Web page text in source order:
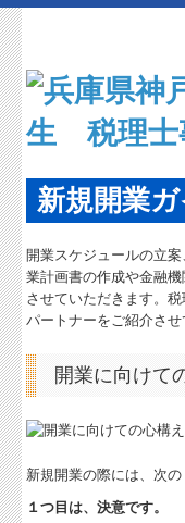
トップページ
お知らせ
事務所紹介
経営理念
交通案内
業務案内
関連リンク
リンク集
お問合せ
病院・診療所の皆様へ
新規開業
開業スケジュールの立
業計画書の作成や金融
させていただきます。
パートナーをご紹介させ
開業に向けて
新規開業の際には、次の
１つ目は、決意です。